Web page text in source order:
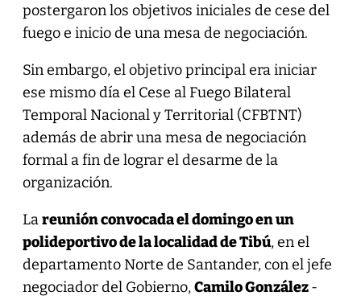
postergaron los objetivos iniciales de cese del
fuego e inicio de una mesa de negociación.
Sin embargo, el objetivo principal era iniciar
ese mismo día el Cese al Fuego Bilateral
Temporal Nacional y Territorial (CFBTNT)
además de abrir una mesa de negociación
formal a fin de lograr el desarme de la
organización.
Lareunión convocada el domingo en un
polideportivo de la localidad de Tibú, en el
departamento Norte de Santander, con el jefe
negociador del Gobierno,Camilo González-